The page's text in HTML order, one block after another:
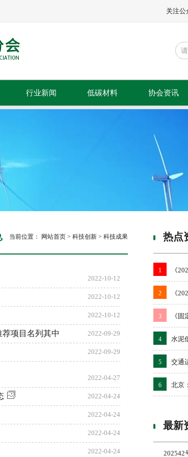
关注公
行业新闻
行业信息
低碳材料 协会资讯
公示公告
会员动态
会员活动
当前位置： 网站首页 > 科技创新 > 科技成果
2022-10-12
2022-10-12
2022-10-12
项目名列其中 2022-09-29
2022-09-29
2022-04-27
2022-04-24
2022-04-24
2022-04-24
2022-04-24
热点
1 《
2 《
3 《
4 水泥
5 交通
6 北京
最新
202542